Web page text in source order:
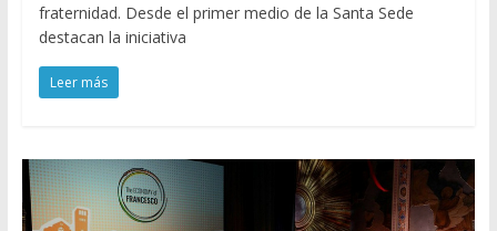
fraternidad. Desde el primer medio de la Santa Sede
destacan la iniciativa
Leer más